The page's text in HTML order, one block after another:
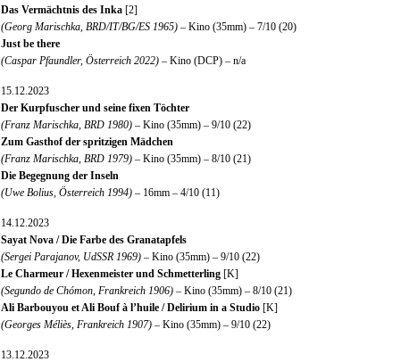
Das Vermächtnis des Inka [2]
(Georg Marischka, BRD/IT/BG/ES 1965) – Kino (35mm) – 7/10 (20)
Just be there
(Caspar Pfaundler, Österreich 2022) – Kino (DCP) – n/a
15.12.2023
Der Kurpfuscher und seine fixen Töchter
(Franz Marischka, BRD 1980) – Kino (35mm) – 9/10 (22)
Zum Gasthof der spritzigen Mädchen
(Franz Marischka, BRD 1979) – Kino (35mm) – 8/10 (21)
Die Begegnung der Inseln
(Uwe Bolius, Österreich 1994) – 16mm – 4/10 (11)
14.12.2023
Sayat Nova / Die Farbe des Granatapfels
(Sergei Parajanov, UdSSR 1969) – Kino (35mm) – 9/10 (22)
Le Charmeur / Hexenmeister und Schmetterling [K]
(Segundo de Chómon, Frankreich 1906) – Kino (35mm) – 8/10 (21)
Ali Barbouyou et Ali Bouf à l’huile / Delirium in a Studio [K]
(Georges Méliès, Frankreich 1907) – Kino (35mm) – 9/10 (22)
13.12.2023